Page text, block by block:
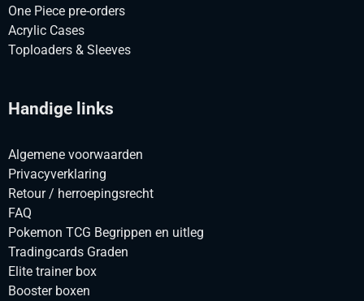
One Piece pre-orders
Acrylic Cases
Toploaders & Sleeves
Handige links
Algemene voorwaarden
Privacyverklaring
Retour / herroepingsrecht
FAQ
Pokemon TCG Begrippen en uitleg
Tradingcards Graden
Elite trainer box
Booster boxen